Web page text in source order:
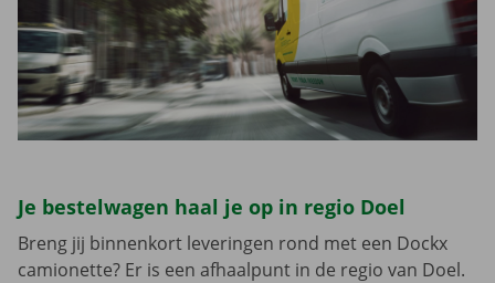
Je bestelwagen haal je op in regio Doel
Breng jij binnenkort leveringen rond met een Dockx
camionette? Er is een afhaalpunt in de regio van Doel.